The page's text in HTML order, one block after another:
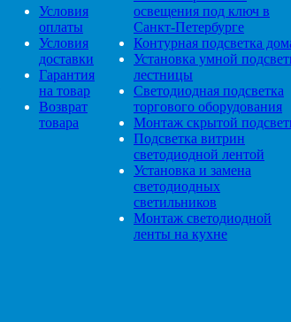
Условия
оплаты
Условия
доставки
Гарантия
на товар
Возврат
товара
освещения под ключ в
Санкт-Петербурге
Контурная подсветка
Установка умной
лестницы
Светодиодная подсветка
торгового оборудования
Монтаж скрытой
Подсветка витрин
светодиодной лентой
Установка и замена
светодиодных
светильников
Монтаж светодиодной
ленты на кухне